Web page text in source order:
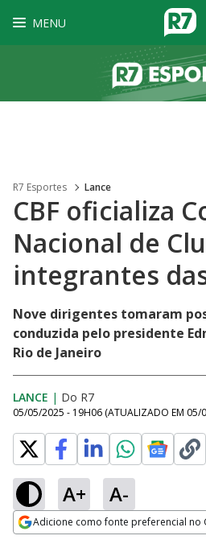
MENU
R7 Esportes Lance
CBF oficializa
Nacional de
integrantes
Nove dirigentes tomaram
conduzida pelo presidente
Rio de Janeiro
LANCE | Do R7
05/05/2025 - 19H06 (ATUALIZADO EM 05/
A+ A-
Adicione como fonte preferencial no